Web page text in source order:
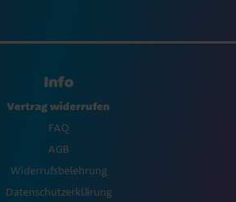
Info
Vertrag widerrufen
FAQ
AGB
Widerrufsbelehrung
Datenschutzerklärung